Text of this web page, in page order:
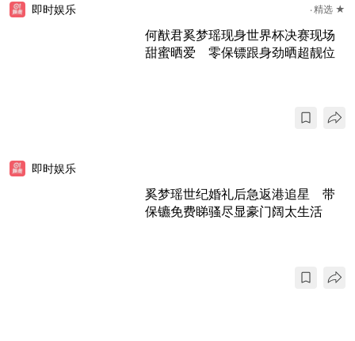
即时娱乐 精选 ★
何猷君奚梦瑶现身世界杯决赛现场
甜蜜晒爱 零保镖跟身劲晒超靓位
即时娱乐
奚梦瑶世纪婚礼后急返港追星 带
保镳免费睇骚尽显豪门阔太生活